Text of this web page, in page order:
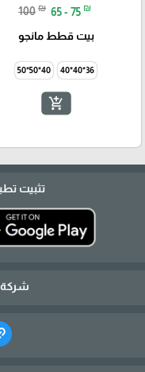
100 ₪ 65 - 75 ₪
بيت قطط مانجو
36*40*40
40*50*50
add_shopping_cart
تثبيت